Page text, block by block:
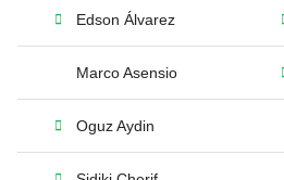
Edson Álvarez
Marco Asensio
Oguz Aydin